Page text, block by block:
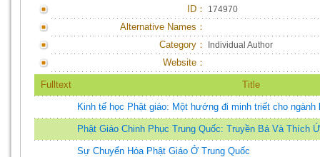
ID ： 174970
Alternative Names：
Category：
Individual Author
Website：
Fulltext Title
Kinh tế học Phật giáo: Một hướng đi minh triết cho ngành
Phật Giáo Chinh Phục Trung Quốc: Truyền Bá Và Thích
Sự Chuyển Hóa Phật Giáo Ở Trung Quốc